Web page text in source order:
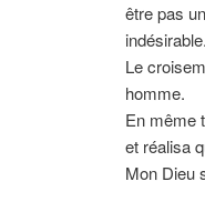
être pas
indésirable.
Le
homme.
En même
et réalisa
Mon Dieu